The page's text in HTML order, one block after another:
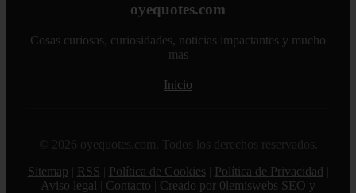
oyequotes.com
Cosas curiosas, curiosidades, noticias impactantes y mucho
mas
Inicio
© 2026 oyequotes.com. Todos los derechos reservados.
Sitemap
RSS Política de Cookies Política de Privacidad
Aviso legal
Contacto
Creado por 0lemiswebs SEO y